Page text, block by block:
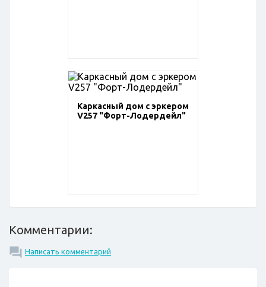
Каркасный дом с эркером
V257 "Форт-Лодердейл"
Комментарии:
Написать комментарий